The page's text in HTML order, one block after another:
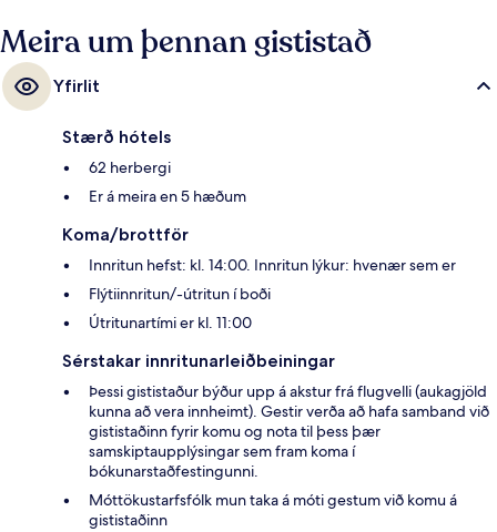
Meira um þennan gististað
Yfirlit
Stærð hótels
62 herbergi
Er á meira en 5 hæðum
Koma/brottför
Innritun hefst: kl. 14:00. Innritun lýkur: hvenær sem er
Flýtiinnritun/-útritun í boði
Útritunartími er kl. 11:00
Sérstakar innritunarleiðbeiningar
Þessi gististaður býður upp á akstur frá flugvelli (aukagjöld
kunna að vera innheimt). Gestir verða að hafa samband við
gististaðinn fyrir komu og nota til þess þær
samskiptaupplýsingar sem fram koma í
bókunarstaðfestingunni.
Móttökustarfsfólk mun taka á móti gestum við komu á
gististaðinn